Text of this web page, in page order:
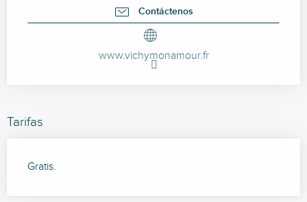
Contáctenos
www.vichymonamour.fr
Tarifas
Gratis.